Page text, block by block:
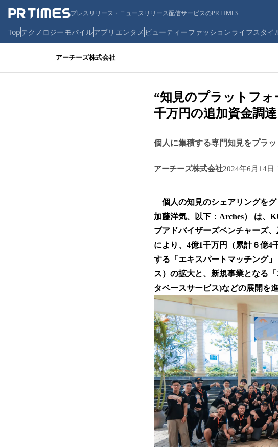
プレスリリース・ニュースリリース配信サービスのPR TIMES
Topテクノロジーモバイルアプリ エンタメ ビューティーファッションライフスタイ
アーチーズ株式会社
“知見のプラットフォ
千万円の追加資金調
個人に集積する専門知見をプラ
アーチーズ株式会社2024年6月14日
個人の知見のシェアリングをグ
加藤洋気、以下：Arches） は、
ブアドバイザーズベンチャーズ
により、4億1千万円（累計６億4
する「エキスパートマッチング
ス）の拡大と、新規事業となる
タベースサービス)などの展開を